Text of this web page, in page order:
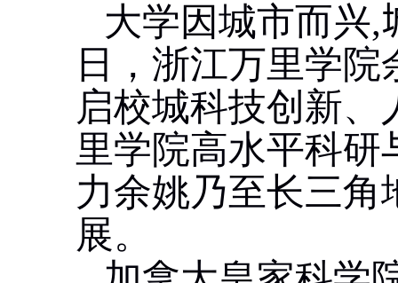
大学因城市而兴,
日，浙江万里学
启校城科技创新
里学院高水平科
力余姚乃至长三角
展。